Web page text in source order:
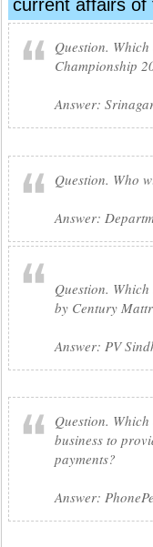
current affairs of
Question.
Championship
Answer:
Question. Who
Answer:
Question.
by Century
Answer: PV
Question.
business to
payments?
Answer: PhonePe